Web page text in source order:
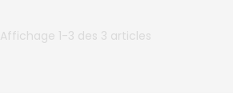
Affichage 1-3 des 3 articles